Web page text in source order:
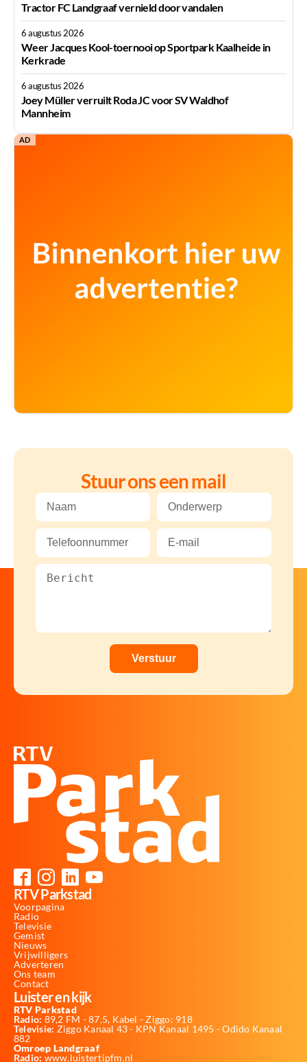
Tractor FC Landgraaf vernield door vandalen
6 augustus 2026
Weer Jacques Kool-toernooi op Sportpark Kaalheide in
Kerkrade
6 augustus 2026
Joey Müller verruilt Roda JC voor SV Waldhof
Mannheim
AD
Stuur ons een mail
RTV Parkstad
Voorpagina
Radio
Televisie
Gemist
Nieuws
Vrijwilligers
Adverteren
Ons team
Contact
Luister en kijk
RTV Parkstad
Radio: 89,2 FM - 87,5, Kabel - Ziggo: 918
Televisie: Ziggo Kanaal 43 - KPN Kanaal 1495 - Odido Kanaal
882
Omroep Landgraaf
Radio: www.luistertipfm.nl